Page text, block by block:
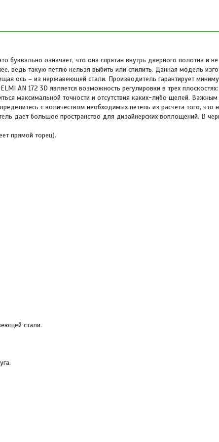
буквально означает, что она спрятан внутрь дверного полотна и
ведь такую петлю нельзя выбить или спилить. Данная модель
ось – из нержавеющей стали. Производитель гарантирует
AN 172 3D является возможность регулировки в трех
максимальной точности и отсутствия каких-либо щелей. Важным
с количеством необходимых петель из расчета того, что
дает большое пространство для дизайнерских воплощений. В
прямой торец).
стали.